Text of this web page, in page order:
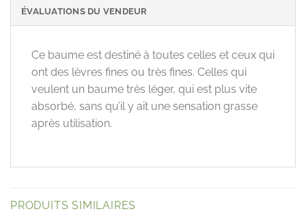
ÉVALUATIONS DU VENDEUR
Ce baume est destiné à toutes celles et ceux qui
ont des lèvres fines ou très fines. Celles qui
veulent un baume très léger, qui est plus vite
absorbé, sans qu’il y ait une sensation grasse
après utilisation.
PRODUITS SIMILAIRES